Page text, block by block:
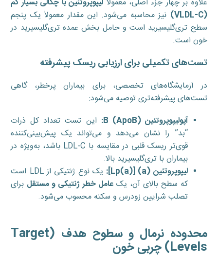
(
VLDL-C
) نیز محاسبه می‌شود. این مقدار معمولاً یک پنجم
سطح تری‌گلیسیرید است و حامل بخش عمده تری‌گلیسیرید در
خون است.
تست‌های تکمیلی برای ارزیابی ریسک پیشرفته
در آزمایشگاه‌های تخصصی، برای بیماران پرخطر، گاهی
تست‌های پیشرفته‌تری توصیه می‌شود:
آپولیپوپروتئینB (ApoB)
: این تست تعداد کل ذرات
“بد” را نشان می‌دهد و می‌تواند یک پیش‌بینی‌کننده
قوی‌تر ریسک قلبی در مقایسه با LDL-C باشد، به‌ویژه در
بیماران با تری‌گلیسیرید بالا.
لیپوپروتئین (a) [Lp(a)]
:
یک نوع ژنتیکی از LDL است
که سطح بالای آن، یک عامل خطر ژنتیکی و مستقل برای
تصلب شرایین زودرس و سکته محسوب می‌شود.
محدوده نرمال و سطوح هدف (Target
Levels) چربی خون